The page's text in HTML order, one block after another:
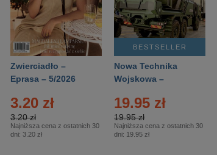
Zwierciadło –
Eprasa – 5/2026
3.20 zł
3.20 zł
Najniższa cena z ostatnich 30
dni: 3.20 zł
BESTSELLER
Nowa Technika
Wojskowa –
19.95 zł
19.95 zł
Najniższa cena z ostatnich 30
dni: 19.95 zł